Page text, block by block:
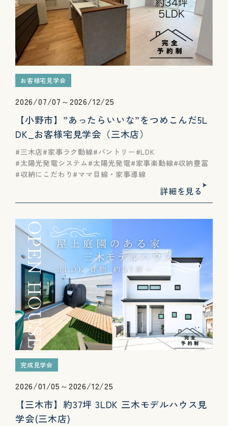
お客様宅見学会
2026/07/07～2026/12/25
【小野市】”あったらいいな”をつめこんだ5L
DK_お客様宅見学会（三木店）
三木店 家事ラク動線 パントリー LDK
太陽光発電システム
太陽光発電 家事楽動線 収納豊富
収納にこだわり
ママ目線・家事導線
詳細を見る
完成見学会
2026/01/05～2026/12/25
【三木市】約37坪 3LDK 三木モデルハウス見
学会(三木店)